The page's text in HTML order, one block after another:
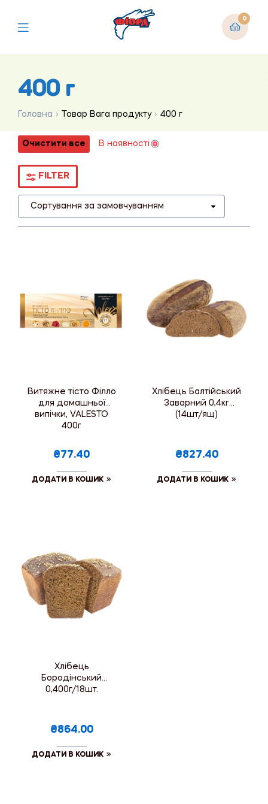
0
400 г
Головна Товар Вага продукту 400 г
Очистити все В наявності
FILTER
Витяжне тісто Філло
для домашньої
випічки, VALESTO
400г
₴77.40
ДОДАТИ В КОШИК
Хлібець Балтійський
Заварний 0,4кг
(14шт/ящ)
₴827.40
ДОДАТИ В КОШИК
Хлібець
Бородінський
0,400г/18шт.
₴864.00
ДОДАТИ В КОШИК